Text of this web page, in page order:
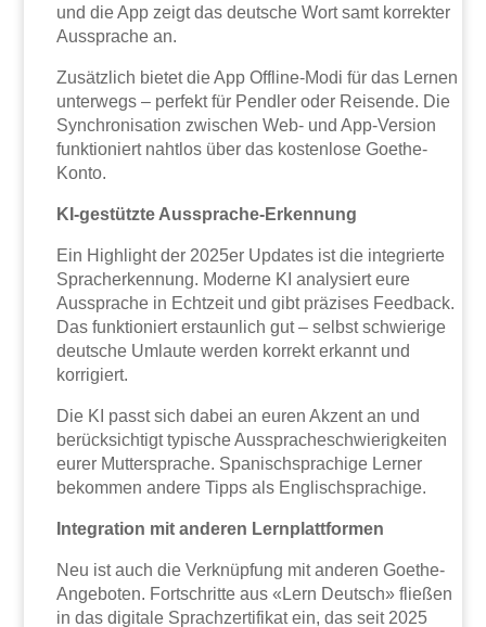
und die App zeigt das deutsche Wort samt korrekter
Aussprache an.
Zusätzlich bietet die App Offline-Modi für das Lernen
unterwegs – perfekt für Pendler oder Reisende. Die
Synchronisation zwischen Web- und App-Version
funktioniert nahtlos über das kostenlose Goethe-
Konto.
KI-gestützte Aussprache-Erkennung
Ein Highlight der 2025er Updates ist die integrierte
Spracherkennung. Moderne KI analysiert eure
Aussprache in Echtzeit und gibt präzises Feedback.
Das funktioniert erstaunlich gut – selbst schwierige
deutsche Umlaute werden korrekt erkannt und
korrigiert.
Die KI passt sich dabei an euren Akzent an und
berücksichtigt typische Ausspracheschwierigkeiten
eurer Muttersprache. Spanischsprachige Lerner
bekommen andere Tipps als Englischsprachige.
Integration mit anderen Lernplattformen
Neu ist auch die Verknüpfung mit anderen Goethe-
Angeboten. Fortschritte aus «Lern Deutsch» fließen
in das digitale Sprachzertifikat ein, das seit 2025